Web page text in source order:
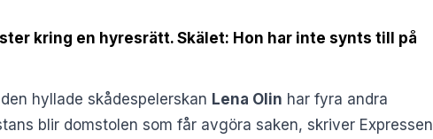
kring en hyresrätt. Skälet: Hon har inte synts till på
hyllade skådespelerskan Lena Olin har fyra andra
blir domstolen som får avgöra saken, skriver Expressen